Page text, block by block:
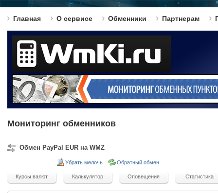
Главная О сервисе Обменники Партнерам
Мониторинг обменников
Обмен PayPal EUR на WMZ
Убрать мелочь Обратный обмен